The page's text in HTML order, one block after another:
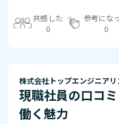
共感した
0
参考にな
0
株式会社トップエンジニアリ
現職社員の口コ
働く魅力